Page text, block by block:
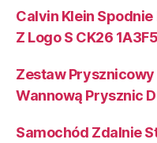
Calvin Klein
Z Logo S CK26
Zestaw
Wannową Prysznic
Samochód Zdalnie